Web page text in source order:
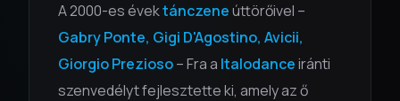
A 2000-es évektánczeneúttörőivel –
Gabry Ponte, Gigi D'Agostino, Avicii,
Giorgio Prezioso– Fra a Italodanceiránti
szenvedélyt fejlesztette ki, amely az ő